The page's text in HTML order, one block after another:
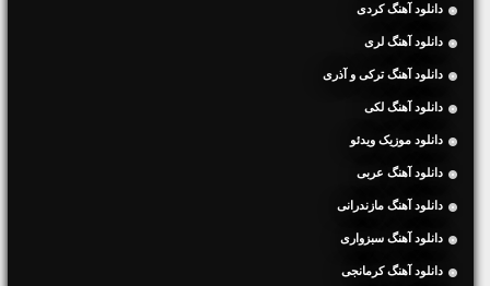
دانلود آهنگ کردی
دانلود آهنگ لری
دانلود آهنگ ترکی و آذری
دانلود آهنگ لکی
دانلود موزیک ویدئو
دانلود آهنگ عربی
دانلود آهنگ مازندرانی
دانلود آهنگ سبزواری
دانلود آهنگ کرمانجی